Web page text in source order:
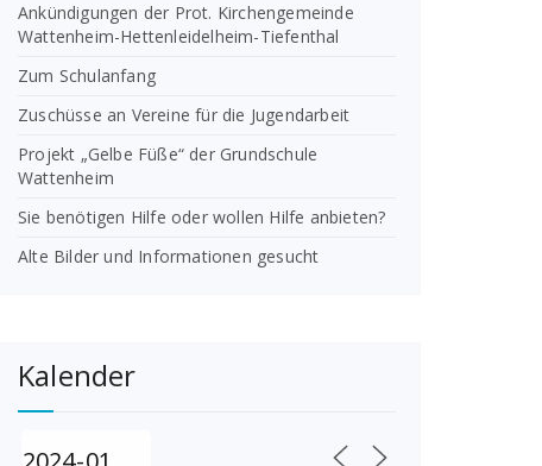
Ankündigungen der Prot. Kirchengemeinde
Wattenheim-Hettenleidelheim-Tiefenthal
Zum Schulanfang
Zuschüsse an Vereine für die Jugendarbeit
Projekt „Gelbe Füße“ der Grundschule
Wattenheim
Sie benötigen Hilfe oder wollen Hilfe anbieten?
Alte Bilder und Informationen gesucht
Kalender